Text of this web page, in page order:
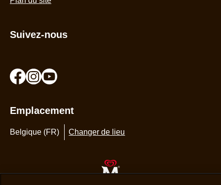
Suivez-nous
Emplacement
Belgique (FR) Changer de lieu
experience on our site and to display ads to your interests on
AdChoices